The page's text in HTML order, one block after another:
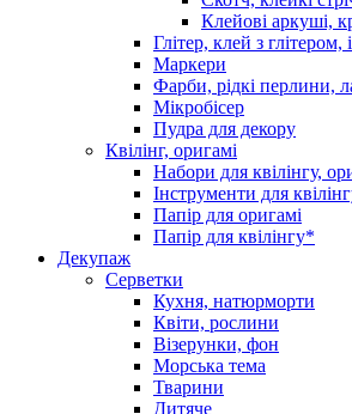
Клейові аркуші,
Глітер, клей з глітером,
Маркери
Фарби, рідкі перлини,
Мікробісер
Пудра для декору
Квілінг, оригамі
Набори для квілінгу,
Інструменти для
Папір для оригамі
Папір для квілінгу*
Декупаж
Серветки
Кухня, натюрморти
Квіти, рослини
Візерунки, фон
Морська тема
Тварини
Дитяче